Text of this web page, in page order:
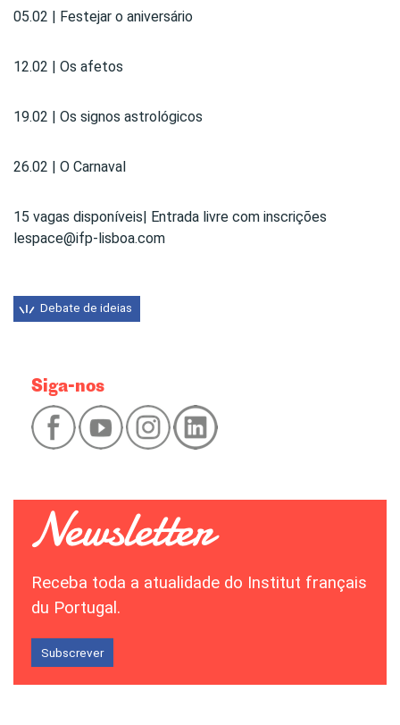
05.02 | Festejar o aniversário
12.02 | Os afetos
19.02 | Os signos astrológicos
26.02 | O Carnaval
15 vagas disponíveis| Entrada livre com inscrições
lespace@ifp-lisboa.com
Debate de ideias
Siga-nos
Receba toda a atualidade do Institut français
du Portugal.
Subscrever